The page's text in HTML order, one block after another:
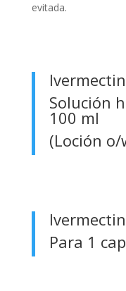
evitada.
Solución
100 ml
(Loción o/
Para 1